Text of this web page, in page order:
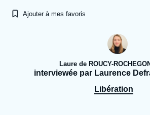
Se connecter
À propos de l'Ifri
Proche-
Ajouter à mes favoris
Laure de ROUCY-
interviewée par Laurence
Libération